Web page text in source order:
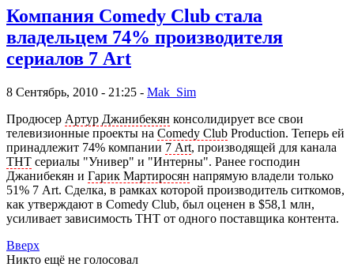
Компания Comedy Club стала
владельцем 74% производителя
сериалов 7 Art
8 Сентябрь, 2010 - 21:25 - Mak_Sim
Продюсер Артур Джанибекян консолидирует все свои
телевизионные проекты на Comedy Club Production. Теперь ей
принадлежит 74% компании 7 Art, производящей для канала
ТНТ сериалы "Универ" и "Интерны". Ранее господин
Джанибекян и Гарик Мартиросян напрямую владели только
51% 7 Art. Сделка, в рамках которой производитель ситкомов,
как утверждают в Comedy Club, был оценен в $58,1 млн,
усиливает зависимость ТНТ от одного поставщика контента.
Вверх
Никто ещё не голосовал